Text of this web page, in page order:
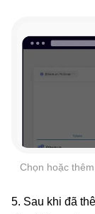
Chọn hoặc
5. Sau khi đã